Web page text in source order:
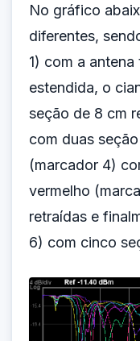
No gráfico
diferentes,
1) com a
estendida, o
seção de 8 cm
com duas
(marcador 4)
vermelho
retraídas e
6) com cinco